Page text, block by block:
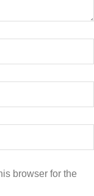
browser for the